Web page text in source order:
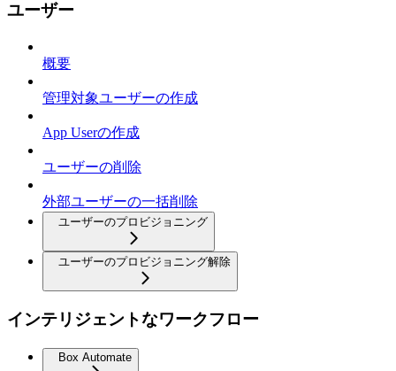
ユーザー
概要
管理対象ユーザーの作成
App Userの作成
ユーザーの削除
外部ユーザーの一括削除
ユーザーのプロビジョニング
ユーザーのプロビジョニング解除
インテリジェントなワークフロー
Box Automate